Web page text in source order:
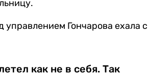
Гончарова ехала с
как не в себя. Так